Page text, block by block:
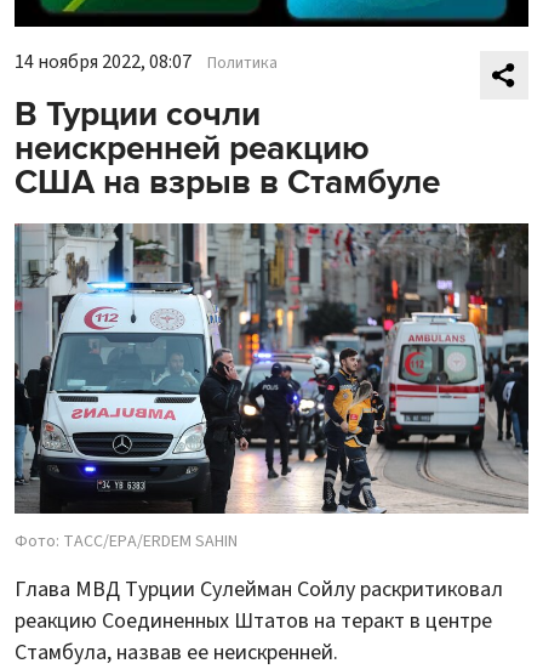
14 ноября 2022, 08:07 Политика
В Турции сочли
неискренней реакцию
США на взрыв в Стамбуле
Фото: ТАСС/EPA/ERDEM SAHIN
Глава МВД Турции Сулейман Сойлу раскритиковал
реакцию Соединенных Штатов на теракт в центре
Стамбула, назвав ее неискренней.